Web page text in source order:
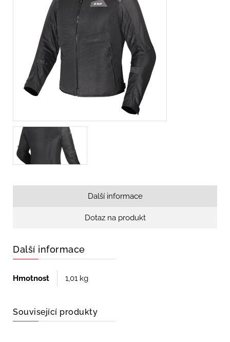
Další informace
Dotaz na produkt
Další informace
Hmotnost 1,01 kg
Související produkty